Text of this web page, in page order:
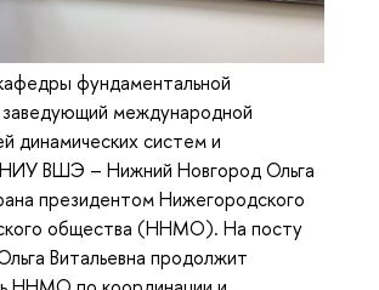
фундаментальной
международной
динамических систем и
ВШЭ – Нижний Новгород Ольга
президентом Нижегородского
общества (ННМО). На посту
Витальевна продолжит